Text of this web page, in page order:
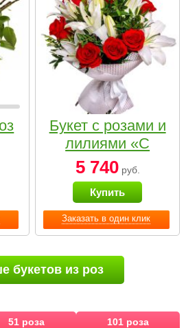
Заказать в один клик
Букет с розами и
лилиями «С
наилучшими
пожеланиями»
5 740руб.
Купить
букетов из роз
51 роза
101 роза